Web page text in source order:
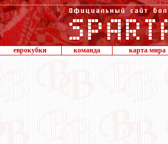
еврокубки команда карта мира